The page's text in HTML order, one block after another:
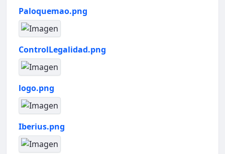
Paloquemao.png
ControlLegalidad.png
logo.png
Iberius.png